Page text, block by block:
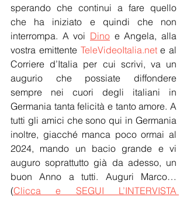
sperando che continui a fare quello
che ha iniziato e quindi che non
interrompa. A voi Dino e Angela, alla
vostra emittente TeleVideoItalia.net e al
Corriere d’Italia per cui scrivi, va un
augurio che possiate diffondere
sempre nei cuori degli italiani in
Germania tanta felicità e tanto amore. A
tutti gli amici che sono qui in Germania
inoltre, giacché manca poco ormai al
2024, mando un bacio grande e vi
auguro soprattutto già da adesso, un
buon Anno a tutti. Auguri Marco…
(Clicca e SEGUI L’INTERVISTA